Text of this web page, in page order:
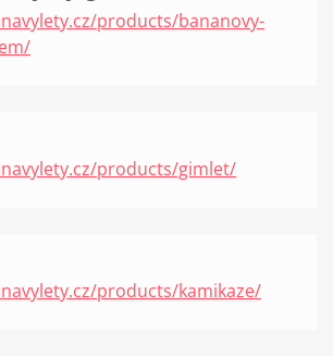
products/bananovy-
products/gimlet/
products/kamikaze/